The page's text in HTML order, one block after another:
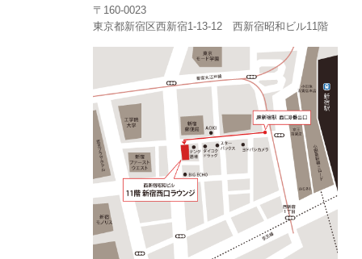
〒160-0023
東京都新宿区西新宿1-13-12 西新宿昭和ビル11階